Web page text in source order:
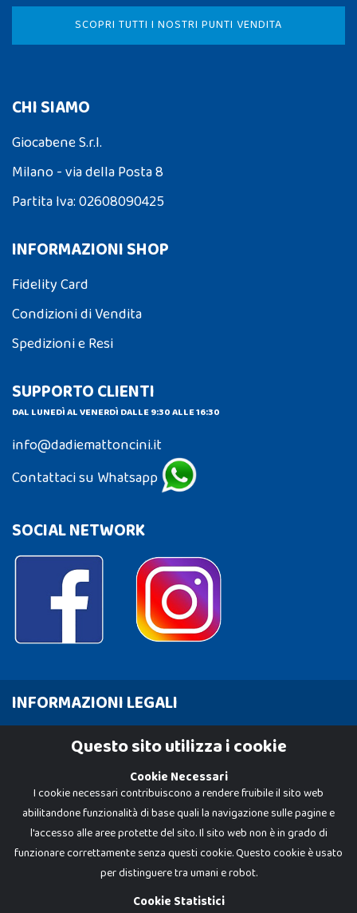
SCOPRI TUTTI I NOSTRI PUNTI VENDITA
CHI SIAMO
Giocabene S.r.l.
Milano - via della Posta 8
Partita Iva: 02608090425
INFORMAZIONI SHOP
Fidelity Card
Condizioni di Vendita
Spedizioni e Resi
SUPPORTO CLIENTI
DAL LUNEDÌ AL VENERDÌ DALLE 9:30 ALLE 16:30
info@dadiemattoncini.it
Contattaci su Whatsapp
SOCIAL NETWORK
INFORMAZIONI LEGALI
Cookie PolicyQuesto sito utilizza i cookie
Cookie Necessari
I cookie necessari contribuiscono a rendere fruibile il sito web
abilitandone funzionalità di base quali la navigazione sulle pagine e
l'accesso alle aree protette del sito. Il sito web non è in grado di
funzionare correttamente senza questi cookie. Questo cookie è usato
per distinguere tra umani e robot.
Cookie Statistici